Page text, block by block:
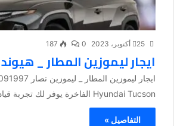
25 أكتوبر، 2023 0
187
ايجار ليموزين المطار _
Hyundai Tucson الفاخرة يوفر لك تجربة قيادة استثنائية. إنها...
التفاصيل »